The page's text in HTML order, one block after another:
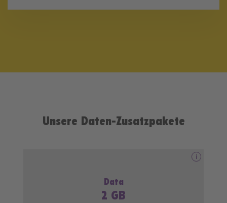
Unsere Daten-Zusatzpakete
i
Data
2 GB